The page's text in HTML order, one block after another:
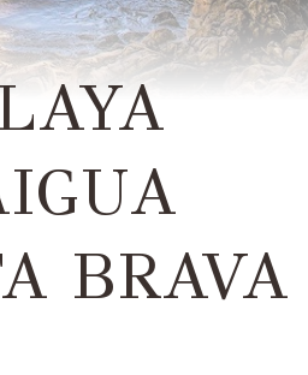
BRAVA